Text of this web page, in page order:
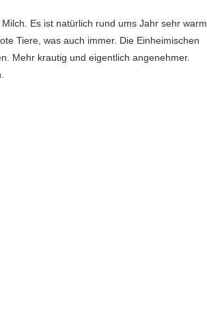
Es ist natürlich rund ums Jahr sehr warm
Tiere, was auch immer. Die Einheimischen
Mehr krautig und eigentlich angenehmer.